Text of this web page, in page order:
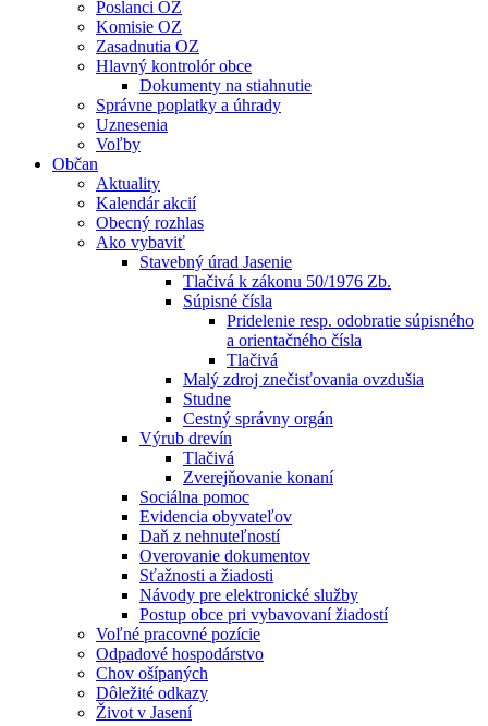
Poslanci OZ
Komisie OZ
Zasadnutia OZ
Hlavný kontrolór obce
Dokumenty na stiahnutie
Správne poplatky a úhrady
Uznesenia
Voľby
Občan
Aktuality
Kalendár akcií
Obecný rozhlas
Ako vybaviť
Stavebný úrad Jasenie
Tlačivá k zákonu 50/1976 Zb.
Súpisné čísla
Pridelenie resp. odobratie súpisného
a orientačného čísla
Tlačivá
Malý zdroj znečisťovania ovzdušia
Studne
Cestný správny orgán
Výrub drevín
Tlačivá
Zverejňovanie konaní
Sociálna pomoc
Evidencia obyvateľov
Daň z nehnuteľností
Overovanie dokumentov
Sťažnosti a žiadosti
Návody pre elektronické služby
Postup obce pri vybavovaní žiadostí
Voľné pracovné pozície
Odpadové hospodárstvo
Chov ošípaných
Dôležité odkazy
Život v Jasení